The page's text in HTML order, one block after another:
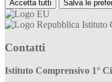
Accetta tutti Salva le
Istituto
Contatti
Istituto Comprensivo 1°